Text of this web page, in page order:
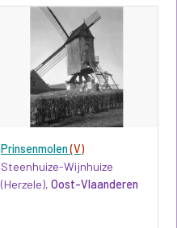
Prinsenmolen(V)
Steenhuize-Wijnhuize
(Herzele),Oost-Vlaanderen